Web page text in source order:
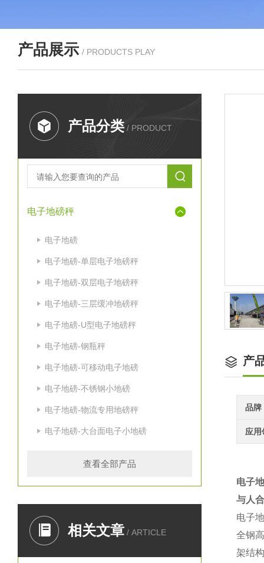
产品展示 / PRODUCTS PLAY
产品分类 / PRODUCT
电子地磅秤
电子地磅
电子地磅-单层电子地磅秤
电子地磅-双层电子地磅秤
电子地磅-三层缓冲地磅秤
电子地磅-U型电子地磅秤
电子地磅-钢瓶秤
电子地磅-可移动电子地磅
电子地磅-不锈钢小地磅
电子地磅-物流专用地磅秤
电子地磅-大台面电子小地磅
查看全部产品
相关文章 / ARTICLE
产
品牌
应用
电子
与人
电子
全钢
架结